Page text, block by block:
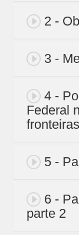
2 -
3 -
4 -
Federal
5 -
6 -
parte 2